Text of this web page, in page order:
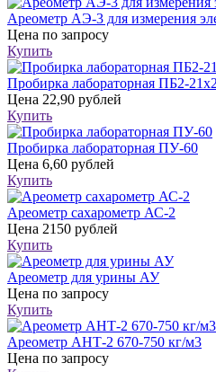
Ареометр АЭ-3 для измерения
Цена по запросу
Купить
Пробирка лабораторная ПБ2-
Цена 22,90 рублей
Купить
Пробирка лабораторная ПУ-60
Цена 6,60 рублей
Купить
Ареометр сахарометр АС-2
Цена 2150 рублей
Купить
Ареометр для урины АУ
Цена по запросу
Купить
Ареометр АНТ-2 670-750 кг/м3
Цена по запросу